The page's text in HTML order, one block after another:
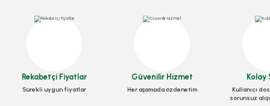
Rekabetçi Fiyatlar
Sürekli uygun fiyatlar
Güvenilir Hizmet
Her aşamada özdenetim
Kolay
Kullanıcı
sorunsuz